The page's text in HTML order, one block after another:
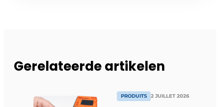
Gerelateerde artikelen
PRODUITS 2 JUILLET 2026